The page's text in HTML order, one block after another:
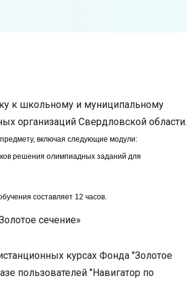
к школьному и муниципальному
организаций Свердловской области.
включая следующие модули:
решения олимпиадных заданий для
составляет 12 часов.
сечение»
курсах Фонда "Золотое
пользователей "Навигатор по